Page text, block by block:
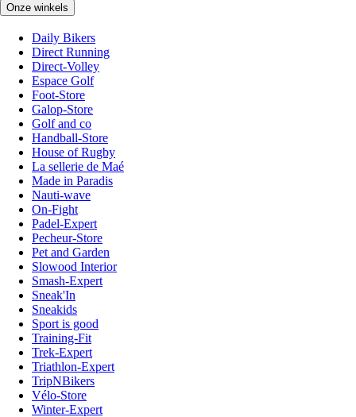
Onze winkels
Daily Bikers
Direct Running
Direct-Volley
Espace Golf
Foot-Store
Galop-Store
Golf and co
Handball-Store
House of Rugby
La sellerie de Maé
Made in Paradis
Nauti-wave
On-Fight
Padel-Expert
Pecheur-Store
Pet and Garden
Slowood Interior
Smash-Expert
Sneak'In
Sneakids
Sport is good
Training-Fit
Trek-Expert
Triathlon-Expert
TripNBikers
Vélo-Store
Winter-Expert